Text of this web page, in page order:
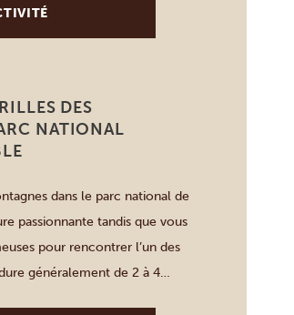
DES
NATIONAL
dans le parc national de
passionnante tandis que vous
pour rencontrer l’un des
généralement de 2 à 4